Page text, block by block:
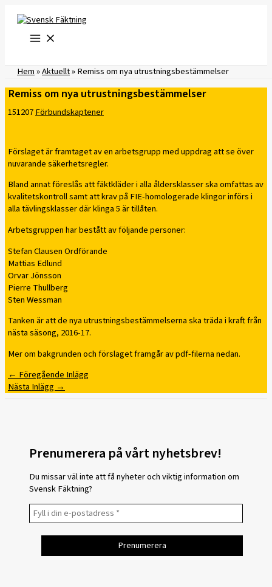
innehåll
Hem»Aktuellt»Remiss om nya utrustningsbestämmelser
Remiss om nya utrustningsbestämmelser
151207Förbundskaptener
Förslaget är framtaget av en arbetsgrupp med uppdrag att se över
nuvarande säkerhetsregler.
Bland annat föreslås att fäktkläder i alla åldersklasser ska omfattas av
kvalitetskontroll samt att krav på FIE-homologerade klingor införs i
alla tävlingsklasser där klinga 5 är tillåten.
Arbetsgruppen har bestått av följande personer:
Stefan Clausen Ordförande
Mattias Edlund
Orvar Jönsson
Pierre Thullberg
Sten Wessman
Tanken är att de nya utrustningsbestämmelserna ska träda i kraft från
nästa säsong, 2016-17.
Mer om bakgrunden och förslaget framgår av pdf-filerna nedan.
←Föregående Inlägg
Nästa Inlägg→
Prenumerera på vårt nyhetsbrev!
Du missar väl inte att få nyheter och viktig information om
Svensk Fäktning?